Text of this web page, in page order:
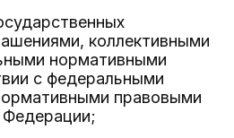
коллективными
нормативными
с федеральными
правовыми
Федерации;